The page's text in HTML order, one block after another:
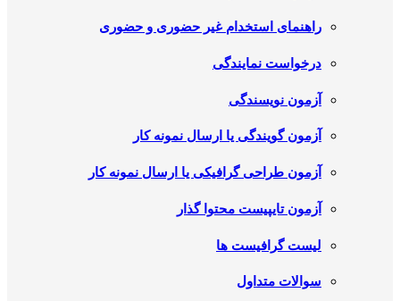
راهنمای استخدام غیر حضوری و حضوری
درخواست نمایندگی
آزمون نویسندگی
آزمون گویندگی یا ارسال نمونه کار
آزمون طراحی گرافیکی یا ارسال نمونه کار
آزمون تایپیست محتوا گذار
لیست گرافیست ها
سوالات متداول